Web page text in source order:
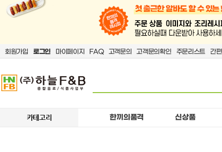
회원가입 로그인 마이페이지 FAQ 고객문의 고객문의확인 주문리스트 간
카테고리 한끼의품격 신상품